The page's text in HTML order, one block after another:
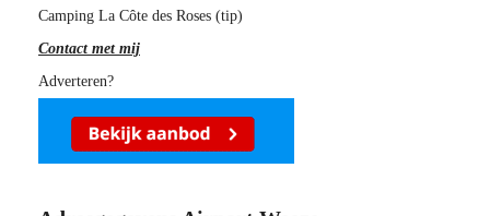
Camping La Côte des Roses (tip)
Contact met mij
Adverteren?